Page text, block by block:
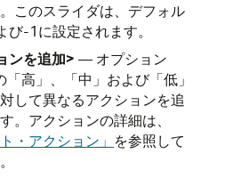
このスライダは、デフォル
び-1に設定されます。
ンを追加> — オプション
「高」、「中」および「低」
して異なるアクションを追
。アクションの詳細は、
・アクション」 を参照して